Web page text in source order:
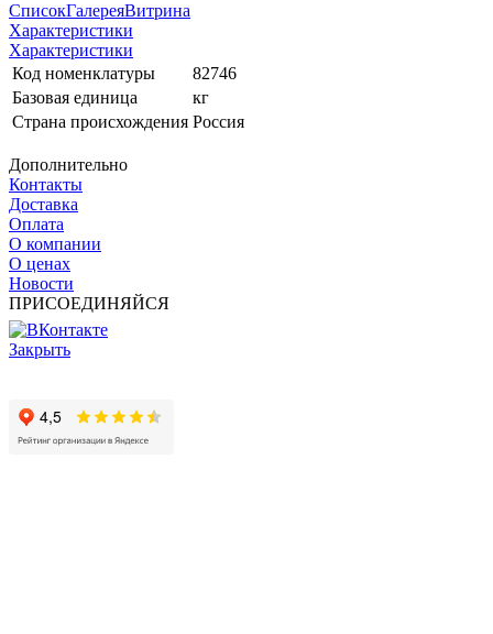
СписокГалереяВитрина
Характеристики
Характеристики
Код номенклатуры
82746
Базовая единица
кг
Страна происхождения Россия
Дополнительно
Контакты
Доставка
Оплата
О компании
О ценах
Новости
ПРИСОЕДИНЯЙСЯ
Закрыть